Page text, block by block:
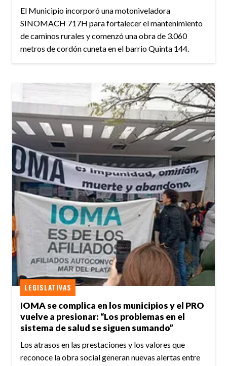
El Municipio incorporó una motoniveladora
SINOMACH 717H para fortalecer el mantenimiento
de caminos rurales y comenzó una obra de 3.060
metros de cordón cuneta en el barrio Quinta 144.
IOMA se complica en los municipios y el PRO
vuelve a presionar: “Los problemas en el
sistema de salud se siguen sumando”
LEGISLATIVAS
Los atrasos en las prestaciones y los valores que
reconoce la obra social generan nuevas alertas entre